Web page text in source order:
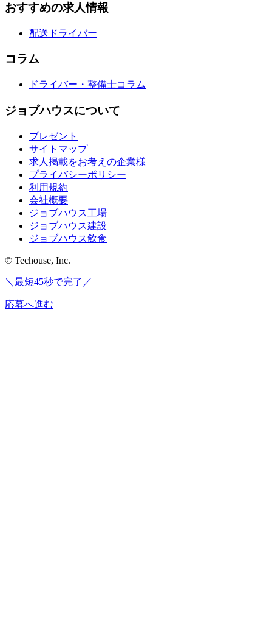
おすすめの求人情報
配送ドライバー
コラム
ドライバー・整備士コラム
ジョブハウスについて
プレゼント
サイトマップ
求人掲載をお考えの企業様
プライバシーポリシー
利用規約
会社概要
ジョブハウス工場
ジョブハウス建設
ジョブハウス飲食
© Techouse, Inc.
＼最短45秒で完了／
応募へ進む